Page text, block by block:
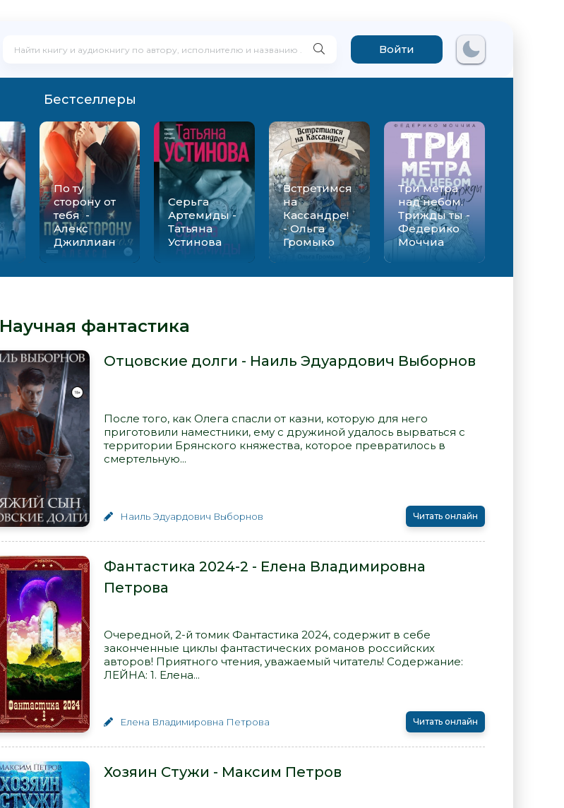
Войти
Бестселлеры
По ту
сторону от
тебя -
Алекс
Джиллиан
Серьга
Артемиды -
Татьяна
Устинова
Встретимся
на
Кассандре!
- Ольга
Громыко
Три метра
над небом.
Трижды ты -
Федерико
Моччиа
Научная фантастика
Отцовские долги - Наиль Эдуардович Выборнов
После того, как Олега спасли от казни, которую для него
приготовили наместники, ему с дружиной удалось вырваться с
территории Брянского княжества, которое превратилось в
смертельную...
Наиль Эдуардович Выборнов Читать онлайн
Фантастика 2024-2 - Елена Владимировна
Петрова
Очередной, 2-й томик Фантастика 2024, содержит в себе
законченные циклы фантастических романов российских
авторов! Приятного чтения, уважаемый читатель! Содержание:
ЛЕЙНА: 1. Елена...
Елена Владимировна Петрова Читать онлайн
Хозяин Стужи - Максим Петров